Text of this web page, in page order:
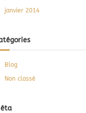
janvier 2014
Blog
Non classé